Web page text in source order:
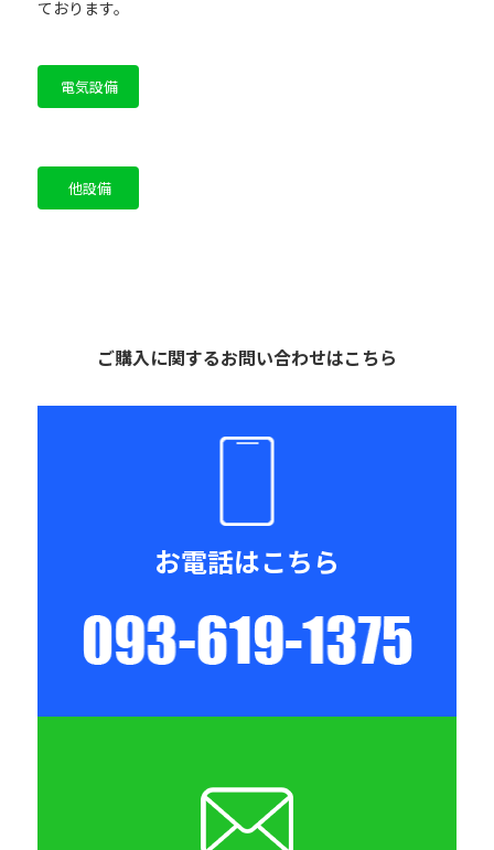
ております。
電気設備
他設備
ご購入に関するお問い合わせはこちら
お電話はこちら